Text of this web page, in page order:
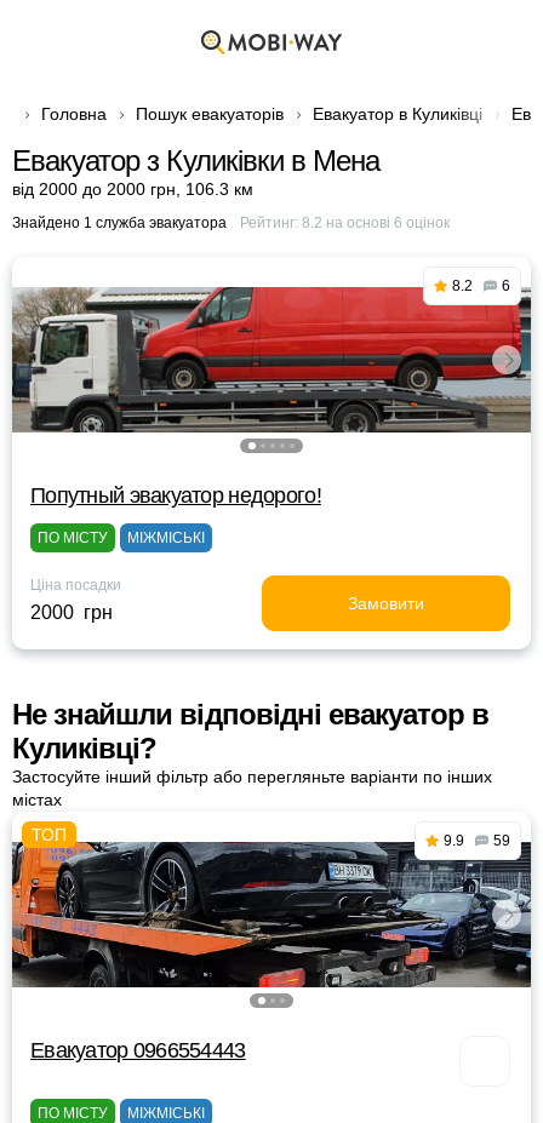
Головна Пошук евакуаторів Евакуатор в Куликівці
Евакуатор з Куликівки в Мена
від 2000 до 2000 грн 106.3 км
Знайдено 1 служба эвакуатора Рейтинг: 8.2 на основі 6 оцінок
8.2 6
Попутный эвакуатор недорого!
ПО МІСТУ МІЖМІСЬКІ
Ціна посадки
2000 грн Замовити
Не знайшли відповідні евакуатор в
Куликівці?
Застосуйте інший фільтр або перегляньте варіанти по інших
містах
9.9 59
Евакуатор 0966554443
ПО МІСТУ МІЖМІСЬКІ